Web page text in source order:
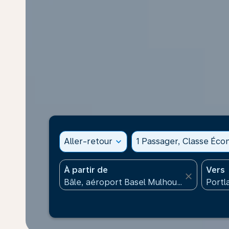
Aller-retour expand_more 1 Passager, Classe
À partir de
close
Vers